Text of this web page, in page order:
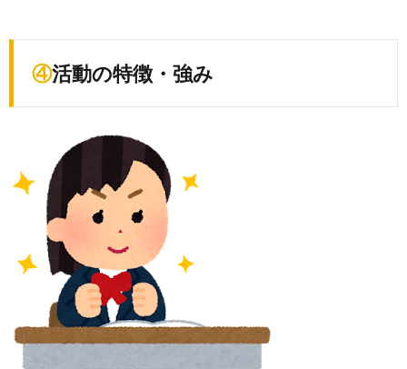
④活動の特徴・強み